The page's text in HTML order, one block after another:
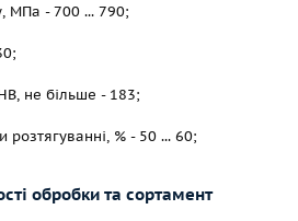
МПа - 700 ... 790;
не більше - 183;
% - 50 ... 60;
обробки та сортамент